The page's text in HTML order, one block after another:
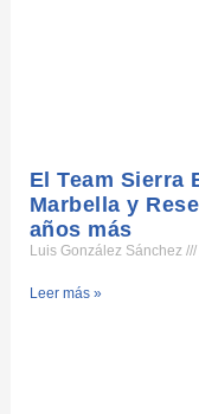
El Team Sierra
Marbella y
años más
Luis González Sánchez
Leer más »